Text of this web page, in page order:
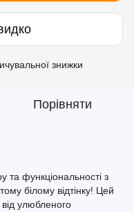
знижки
Порівняти
та функціональності з
білому відтінку! Цей
від улюбленого